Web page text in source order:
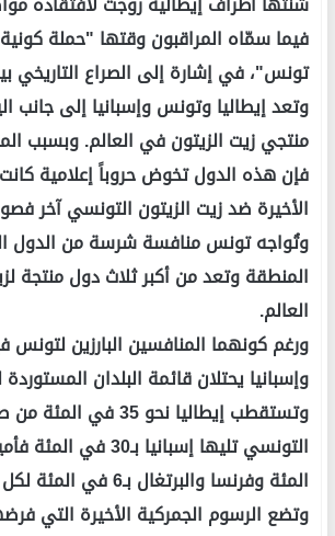
فيما سمّاه المراقبون وقتها "حملة
تونس"، في إشارة إلى الصراع التاريخي
وتعد إيطاليا وتونس وإسبانيا إلى جانب
منتجي زيت الزيتون في العالم. وبسبب
فإن هذه الدول تخوض حروباً إعلامية كانت
الأخيرة ضد زيت الزيتون التونسي آخر
وتُواجه تونس منافسة شرسة من الدول
المنطقة وتعد من أكبر ثلاث دول منتجة
العالم.
ورغم كونهما المنافسين البارزين لتونس
وإسبانيا يحتلان قائمة البلدان
وتستقطب إيطاليا نحو 35
المئة وفرنسا والبرتغال بـ6 في المئة لكل منهما.
وتضع الرسوم الجمركية الأخيرة التي